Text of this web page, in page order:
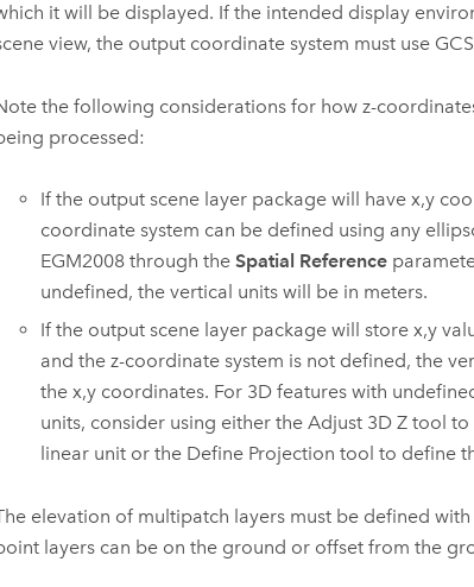
it will be displayed. If the intended display
view, the output coordinate system must use
the following considerations for how z-
processed:
If the output scene layer package will have x,y
coordinate system can be defined using any
EGM2008 through the Spatial Reference
undefined, the vertical units will be in meters.
If the output scene layer package will store x,y
and the z-coordinate system is not defined, the
the x,y coordinates. For 3D features with
units, consider using either the Adjust 3D Ztool to
linear unit or the Define Projection tool to define
elevation of multipatch layers must be defined
layers can be on the ground or offset from the